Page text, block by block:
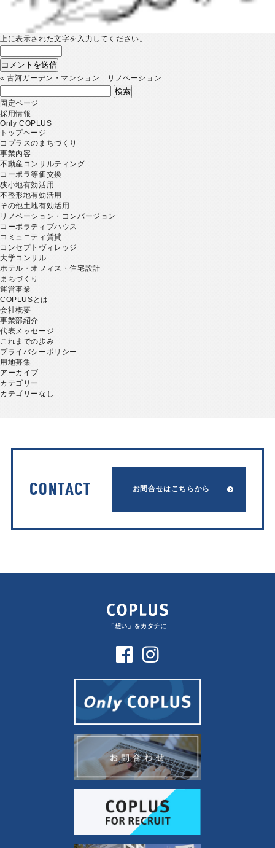
上に表示された文字を入力してください。
«古河ガーデン・マンション リノベーション
索:
固定ページ
採用情報
Only COPLUS
トップページ
コプラスのまちづくり
事業内容
不動産コンサルティング
コーポラ等価交換
狭小地有効活用
不整形地有効活用
その他土地有効活用
リノベーション・コンバージョン
コーポラティブハウス
コミュニティ賃貸
コンセプトヴィレッジ
大学コンサル
ホテル・オフィス・住宅設計
まちづくり
運営事業
COPLUSとは
会社概要
事業部紹介
代表メッセージ
これまでの歩み
プライバシーポリシー
用地募集
アーカイブ
カテゴリー
カテゴリーなし
CONTACT お問合せはこちらから
「想い」をカタチに